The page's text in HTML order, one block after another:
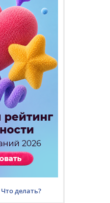
делать?